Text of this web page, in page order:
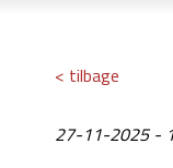
< tilbage
27-11-2025 -